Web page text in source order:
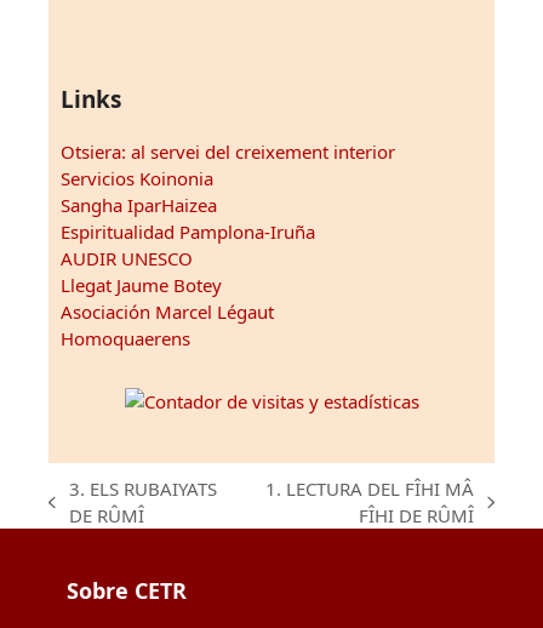
Links
Otsiera: al servei del creixement interior
Servicios Koinonia
Sangha IparHaizea
Espiritualidad Pamplona-Iruña
AUDIR UNESCO
Llegat Jaume Botey
Asociación Marcel Légaut
Homoquaerens
previous
3. ELS RUBAIYATS
DE RÛMÎ
1. LECTURA DEL FÎHI MÂ
FÎHI DE RÛMÎ
Sobre CETR